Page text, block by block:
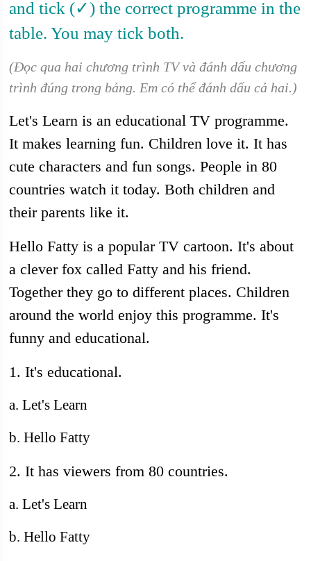
and tick (✓) the correct programme in the
table. You may tick both.
(Đọc qua hai chương trình TV và đánh dấu chương
trình đúng trong bảng. Em có thể đánh dấu cả hai.)
Let's Learn is an educational TV programme.
It makes learning fun. Children love it. It has
cute characters and fun songs. People in 80
countries watch it today. Both children and
their parents like it.
Hello Fatty is a popular TV cartoon. It's about
a clever fox called Fatty and his friend.
Together they go to different places. Children
around the world enjoy this programme. It's
funny and educational.
1. It's educational.
a. Let's Learn
b. Hello Fatty
2. It has viewers from 80 countries.
a. Let's Learn
b. Hello Fatty